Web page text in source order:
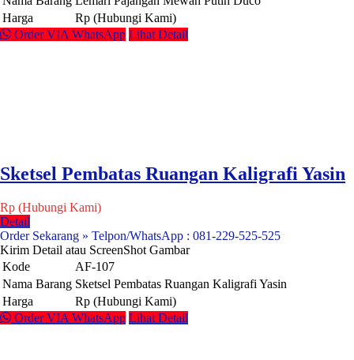
Harga
Rp (Hubungi Kami)
Order VIA WhatsApp Lihat Detail
Sketsel Pembatas Ruangan Kaligrafi Yasin
Rp (Hubungi Kami)
Detail
Order Sekarang » Telpon/WhatsApp : 081-229-525-525
Kirim Detail atau ScreenShot Gambar
Kode
AF-107
Nama Barang Sketsel Pembatas Ruangan Kaligrafi Yasin
Harga
Rp (Hubungi Kami)
Order VIA WhatsApp Lihat Detail